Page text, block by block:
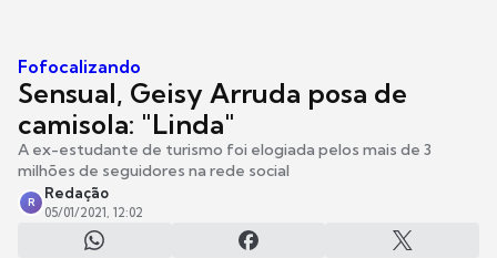
Fofocalizando
Sensual, Geisy Arruda posa de
camisola: "Linda"
A ex-estudante de turismo foi elogiada pelos mais de 3
milhões de seguidores na rede social
R
Redação
05/01/2021, 12:02